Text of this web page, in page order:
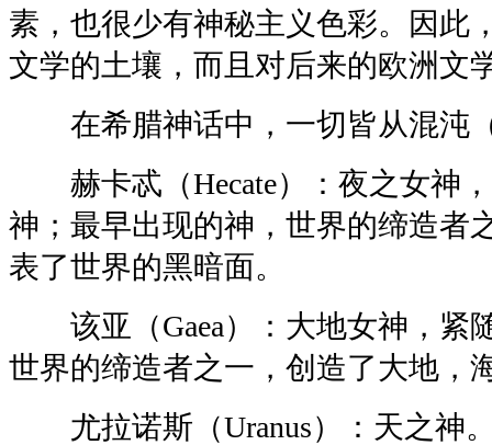
素，也很少有神秘主义色彩。因此
文学的土壤，而且对后来的欧洲文
在希腊神话中，一切皆从混沌
赫卡忒（Hecate）：夜之女神
神；最早出现的神，世界的缔造者
表了世界的黑暗面。
该亚（Gaea）：大地女神，紧
世界的缔造者之一，创造了大地，
尤拉诺斯（Uranus）：天之神